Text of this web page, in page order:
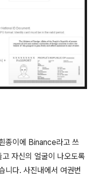
종이에 Binance라고 쓰
자신의 얼굴이 나오도록
니다. 사진내에서 여권번